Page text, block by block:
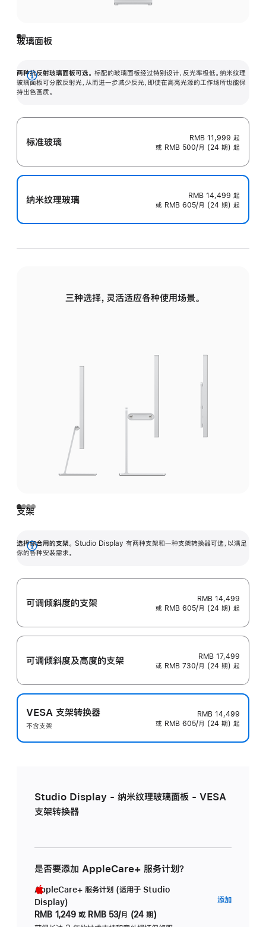
玻璃面板
两种抗反射玻璃面板可选。 标配的玻璃面板经过特别设计，反光率极低。纳米纹理
玻璃面板可分散反射光，从而进一步减少反光，即使在高亮光源的工作场所也能保
持出色画质。
展
开
标准玻璃 RMB 11,999 起
或 RMB 500/月 (24 期) 起
纳米纹理玻璃 RMB 14,499 起
或 RMB 605/月 (24 期) 起
三种选择，灵活适应各种使用场景。
支架
选择你合用的支架。 Studio Display 有两种支架和一种支架转换器可选，以满足
你的各种安装需求。
展
可调倾斜度的支架
RMB 14,499
或 RMB 605/月 (24 期) 起
可调倾斜度及高‍度的支‍架
RMB 17,499
或 RMB 730/月 (24 期) 起
VESA 支架转换器
不含支架
RMB 14,499
或 RMB 605/月 (24 期) 起
Studio Display - 纳米纹理玻璃面板 - VESA
支架转换器
是否要添加 AppleCare+ 服务计划？
AppleCare+ 服务计划 (适用于 Studio
Display)
RMB 1,249 或 RMB 53/月 (24 期)
添加